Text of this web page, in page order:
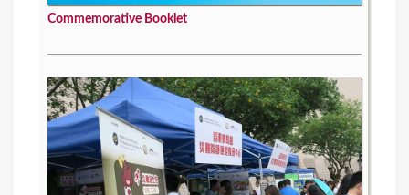
Commemorative Booklet